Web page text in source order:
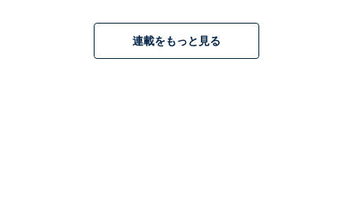
1 2
連載をもっと見る